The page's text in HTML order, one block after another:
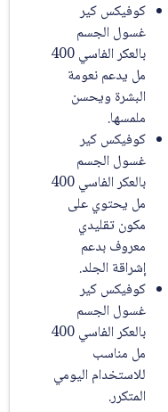
كوفيكس كير
غسول الجسم
بالعكر الفاسي 400
مل يدعم نعومة
البشرة ويحسن
ملمسها.
كوفيكس كير
غسول الجسم
بالعكر الفاسي 400
مل يحتوي على
مكون تقليدي
معروف بدعم
إشراقة الجلد.
كوفيكس كير
غسول الجسم
بالعكر الفاسي 400
مل مناسب
للاستخدام اليومي
المتكرر.